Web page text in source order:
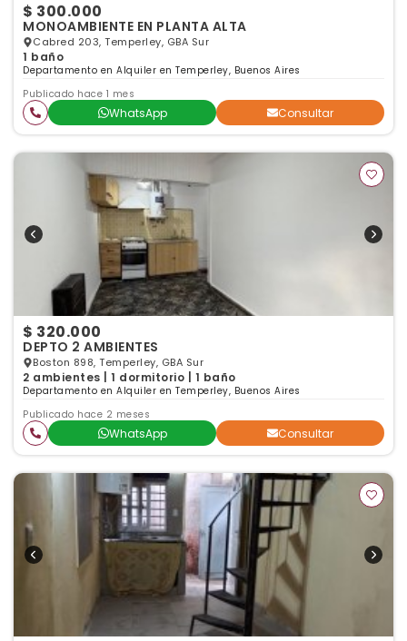
$ 300.000
MONOAMBIENTE EN PLANTA ALTA
Cabred 203, Temperley, GBA Sur
1 baño
Departamento en Alquiler en Temperley, Buenos Aires
Publicado hace 1 mes
WhatsApp Consultar
$ 320.000
DEPTO 2 AMBIENTES
Boston 898, Temperley, GBA Sur
2 ambientes | 1 dormitorio | 1 baño
Departamento en Alquiler en Temperley, Buenos Aires
Publicado hace 2 meses
WhatsApp Consultar